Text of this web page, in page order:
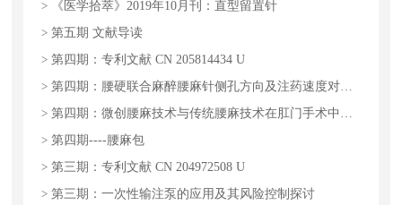
>《医学拾萃》2019年10月刊：直型留置针
>第五期 文献导读
>第四期：专利文献 CN 205814434 U
>第四期：腰硬联合麻醉腰麻针侧孔方向及注药速度对剖宫产手术临床效果的影响
>第四期：微创腰麻技术与传统腰麻技术在肛门手术中的运用比较
>第四期----腰麻包
>第三期：专利文献 CN 204972508 U
>第三期：一次性输注泵的应用及其风险控制探讨